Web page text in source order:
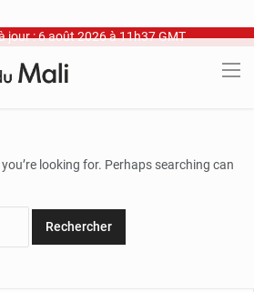
jour : 6 août 2026 à 11h37 GMT
looking for. Perhaps searching can